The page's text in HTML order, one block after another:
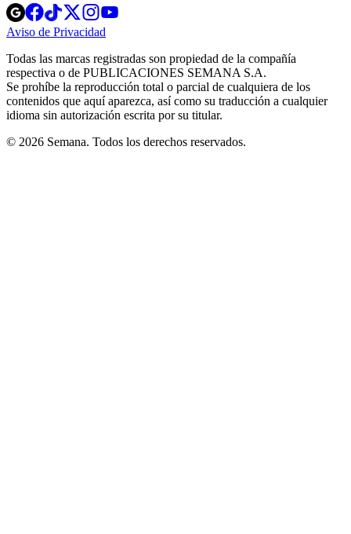
Opens
in
new
Opens
in
new
Opens
in
new
window
Opens
new
windowwindow
Aviso de Privacidad
new
window
Todas las marcas registradas son propiedad de la compañía
respectiva o de PUBLICACIONES SEMANA S.A.
Se prohíbe la reproducción total o parcial de cualquiera de los
contenidos que aquí aparezca, así como su traducción a cualquier
idioma sin autorización escrita por su titular.
© 2026 Semana. Todos los derechos reservados.